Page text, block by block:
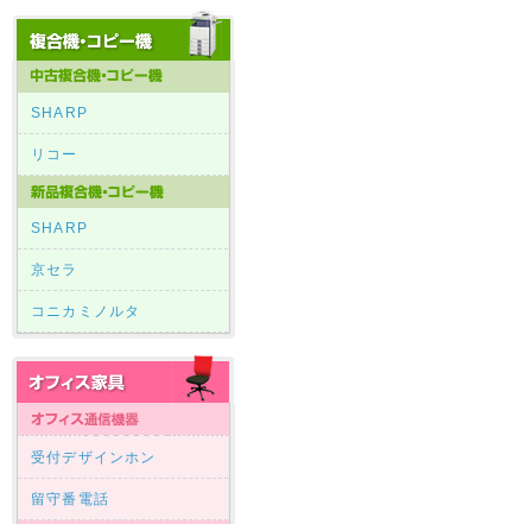
SHARP
リコー
SHARP
京セラ
コニカミノルタ
受付デザインホン
留守番電話